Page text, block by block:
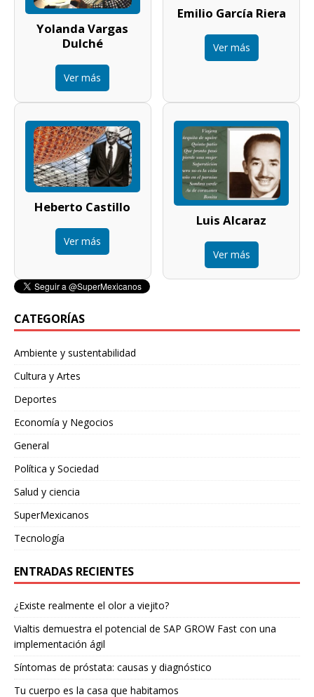
Yolanda Vargas
Dulché
Ver más
Emilio García Riera
Ver más
Heberto Castillo
Ver más
Luis Alcaraz
Ver más
CATEGORÍAS
Ambiente y sustentabilidad
Cultura y Artes
Deportes
Economía y Negocios
General
Política y Sociedad
Salud y ciencia
SuperMexicanos
Tecnología
ENTRADAS RECIENTES
¿Existe realmente el olor a viejito?
Vialtis demuestra el potencial de SAP GROW Fast con una
implementación ágil
Síntomas de próstata: causas y diagnóstico
Tu cuerpo es la casa que habitamos